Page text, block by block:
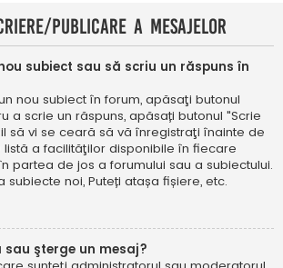
publicare a mesajelor
subiect sau să scriu un răspuns în
nou subiect în forum, apăsaţi butonul
a scrie un răspuns, apăsați butonul "Scrie
să vi se ceară să vă înregistraţi înainte de
listă a facilităţilor disponibile în fiecare
partea de jos a forumului sau a subiectului.
subiecte noi, Puteți atașa fișiere, etc.
şterge un mesaj?